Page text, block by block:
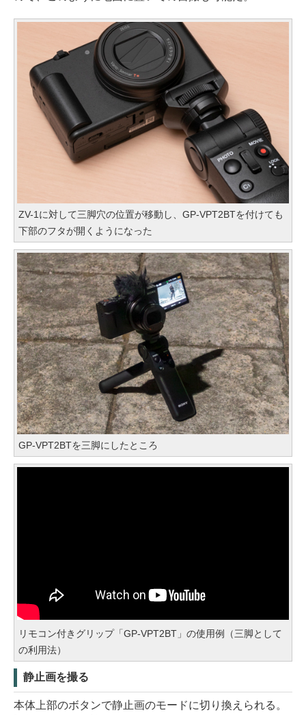
ZV-1に対して三脚穴の位置が移動し、GP-VPT2BTを付けても
下部のフタが開くようになった
GP-VPT2BTを三脚にしたところ
リモコン付きグリップ「GP-VPT2BT」の使用例（三脚として
の利用法）
静止画を撮る
本体上部のボタンで静止画のモードに切り換えられる。